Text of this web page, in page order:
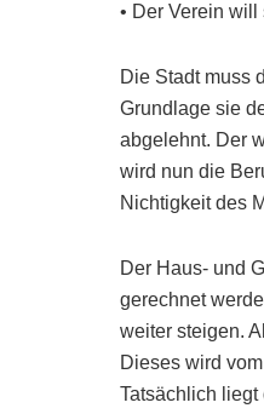
• Der Verein
Die Stadt muss
Grundlage sie
abgelehnt. Der
wird nun die
Nichtigkeit des
Der Haus- und
gerechnet
weiter steigen.
Dieses wird
Tatsächlich